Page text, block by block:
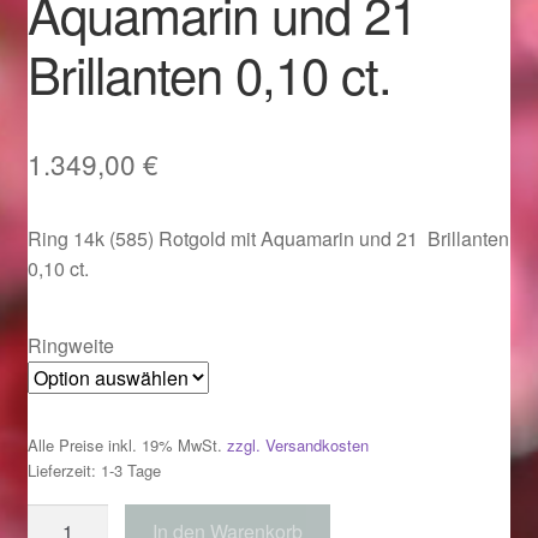
Im Gedenken an
Impressum
Karneval 2015 – Schmuck zu Fasching & Co.
Karneval 2020 – Schmuck zu Fasching & Co.
Kasse
Magisches und Festliches zu Halloween
Brillanten 0,10 ct.
1.349,00 €
Ring 14k (585) Rotgold mit Aquamarin und 21 Brillanten
0,10 ct.
Ringweite
Alle Preise inkl. 19% MwSt. zzgl. Versandkosten
Lieferzeit: 1-3 Tage
In den Warenkorb